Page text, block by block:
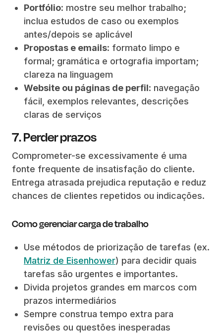
Portfólio: mostre seu melhor trabalho;
inclua estudos de caso ou exemplos
antes/depois se aplicável
Propostas e emails: formato limpo e
formal; gramática e ortografia importam;
clareza na linguagem
Website ou páginas de perfil: navegação
fácil, exemplos relevantes, descrições
claras de serviços
7. Perder prazos
Comprometer-se excessivamente é uma
fonte frequente de insatisfação do cliente.
Entrega atrasada prejudica reputação e reduz
chances de clientes repetidos ou indicações.
Como gerenciar carga de trabalho
Use métodos de priorização de tarefas (ex.
Matriz de Eisenhower) para decidir quais
tarefas são urgentes e importantes.
Divida projetos grandes em marcos com
prazos intermediários
Sempre construa tempo extra para
revisões ou questões inesperadas